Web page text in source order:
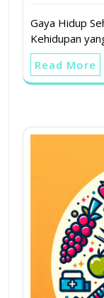
Gaya Hidup
Kehidupan
Read More